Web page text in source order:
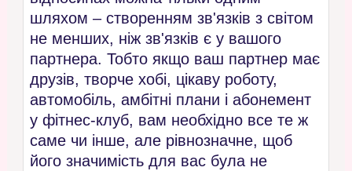
шляхом – створенням зв'язків з світом
не менших, ніж зв'язків є у вашого
партнера. Тобто якщо ваш партнер має
друзів, творче хобі, цікаву роботу,
автомобіль, амбітні плани і абонемент
у фітнес-клуб, вам необхідно все те ж
саме чи інше, але рівнозначне, щоб
його значимість для вас була не